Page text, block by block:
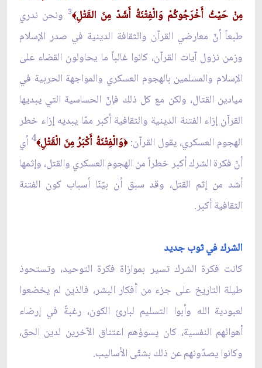
مِنْ حَيْثُ أَخْرَجُوكُمْ وَالْفِتْنَةُ أَشَدّ مِنَ القَتْلِ﴾3 ونحن ندري
طبعاً أنّ معارضي القرآن والثقافة الدينية في صدر الإسلام
وزمن نزول آيات القرآن، كانوا غالباً ما يحاولون القضاء على
الإسلام والمسلمين بالهجوم العسكري والمواجهة الحربية في
ميادين القتال، ولكن مع كل ذلك فإنّ الحساسية التي يبديها
القرآن إزاء الفتنة الدينية والثقافية أكبر ممّا يبديه إزاء خطر
الهجوم العسكري، يقول القرآن:﴿وَالْفِتْنَةُ أَكْبَرُ مِنَ الْقَتْلِ﴾4 أي
أنّ فكرة الشرك أكبر خطراً من الهجوم العسكري والقتل، وإثمها
أشد من إثم القتل، وقد سبق أن بيّنّا أسباب كون الفتنة
الثقافية أكبر.
الشرك في ثوب جديد
كانت فكرة الشرك تسير بموازاة فكرة التوحيد، وتستحوذ
طيلة التاريخ على جزء من أفكار البشر، فالذين لم يخضعوا
لعبودية الله وأبوا التسليم لبارئ الكون، رغبةً في إرضاء
أهوائهم النفسية، كان يسوؤهم اعتناق الآخرين لدين الحق،
وكانوا يصدّونهم عن ذلك بشتّى الأساليب.